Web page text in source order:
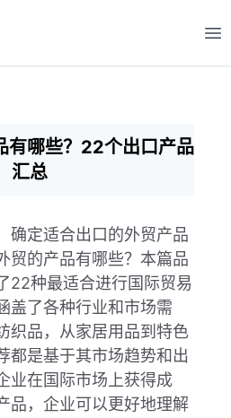
打
有哪些？22个出口产品
汇总
确定适合出口的外贸产品
贸的产品有哪些？本篇品
22种最适合进行国际贸易
盖了各种行业和市场需
织品，从家居用品到特色
都是基于其市场趋势和出
业在国际市场上获得成
品，企业可以更好地理解